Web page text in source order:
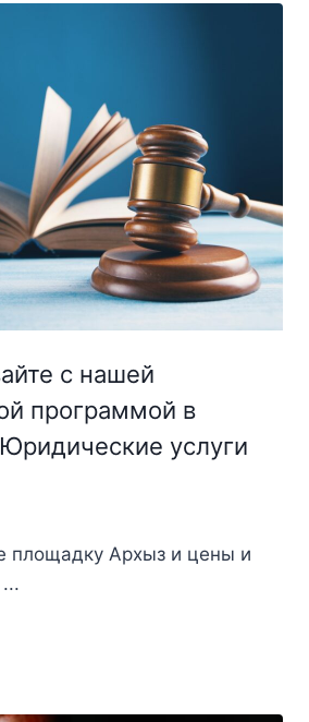
с нашей
программой в
услуги
площадку Архыз и цены и